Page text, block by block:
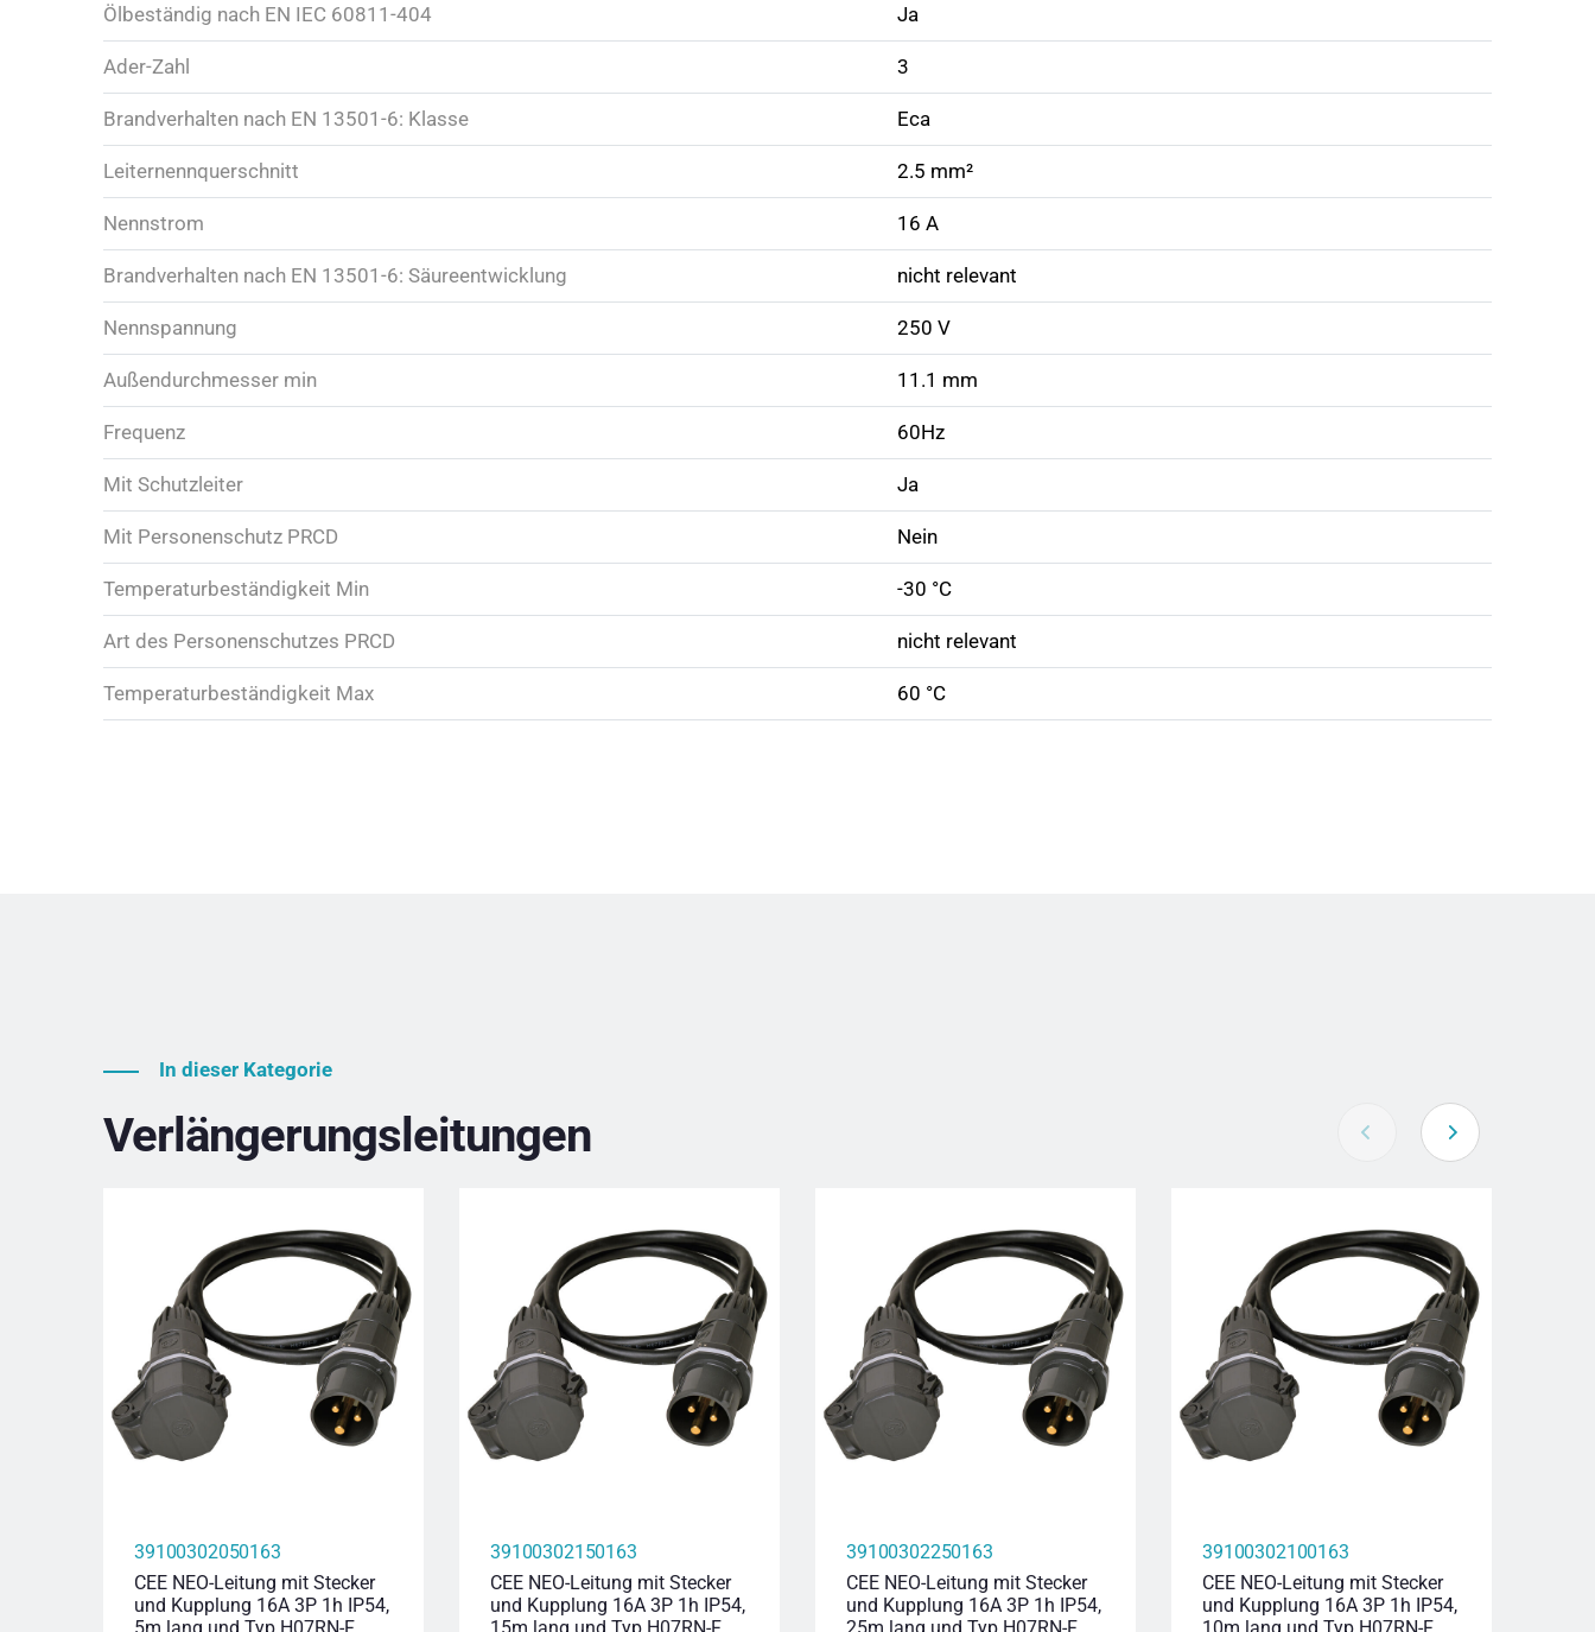
Ölbeständig nach EN IEC 60811-404 Ja
Ader-Zahl 3
Brandverhalten nach EN 13501-6: Klasse Eca
Leiternennquerschnitt 2.5 mm²
Nennstrom 16 A
Brandverhalten nach EN 13501-6: Säureentwicklung nicht relevant
Nennspannung 250 V
Außendurchmesser min 11.1 mm
Frequenz 60Hz
Mit Schutzleiter Ja
Mit Personenschutz PRCD Nein
Temperaturbeständigkeit Min -30 °C
Art des Personenschutzes PRCD nicht relevant
Temperaturbeständigkeit Max 60 °C
In dieser Kategorie
Verlängerungsleitungen
39100302050163
CEE NEO-Leitung mit Stecker
und Kupplung 16A 3P 1h IP54,
39100302150163
CEE NEO-Leitung mit Stecker
und Kupplung 16A 3P 1h IP54,
39100302250163
CEE NEO-Leitung mit Stecker
und Kupplung 16A 3P 1h IP54,
39100302100163
CEE NEO-Leitung mit Stecker
und Kupplung 16A 3P 1h IP54,